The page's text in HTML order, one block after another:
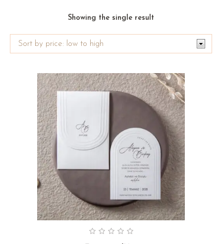
Showing the single result